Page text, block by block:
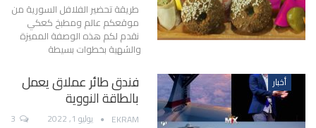
طريقة تحضير الفلافل السورية من
موقعكم عالم ومطبخ كعكي
نقدم لكم هذه الوصفة المميزة
والشهية بخطوات بسيطة
أخبار فندق طائر عملاق يعمل
بالطاقة النووية
EKRAM يوليو 1, 2022